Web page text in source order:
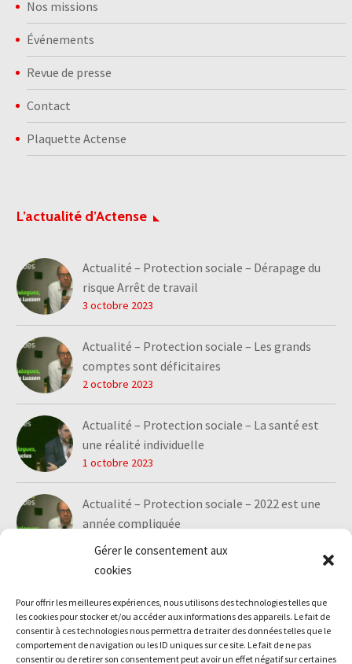
Gérer le consentement aux
cookies
Pour offrir les meilleures expériences, nous utilisons des technologies telles que
les cookies pour stocker et/ou accéder aux informations des appareils. Le fait de
consentir à ces technologies nous permettra de traiter des données telles que le
comportement de navigation ou les ID uniques sur ce site. Le fait de ne pas
consentir ou de retirer son consentement peut avoir un effet négatif sur certaines
Nos missions
Événements
Revue de presse
Contact
Plaquette Actense
L’actualité d’Actense
Actualité – Protection sociale – Dérapage du
risque Arrêt de travail
3 octobre 2023
Actualité – Protection sociale – Les grands
comptes sont déficitaires
2 octobre 2023
Actualité – Protection sociale – La santé est
une réalité individuelle
1 octobre 2023
Actualité – Protection sociale – 2022 est une
année compliquée
1 octobre 2023